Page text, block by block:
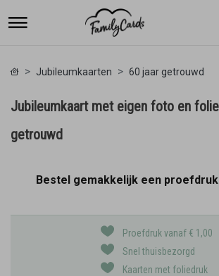
Jubileumkaarten 60 jaar getrouwd
Jubileumkaart met eigen foto en
getrouwd
Bestel gemakkelijk een
Proefdruk vanaf € 1,00
Snel thuisbezorgd
Kaarten met foliedruk